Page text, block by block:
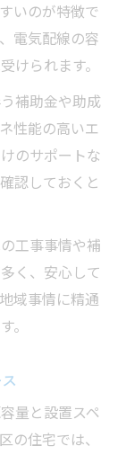
いのが特徴で
電気配線の容
けられます。
補助金や助成
性能の高いエ
のサポートな
認しておくと
工事事情や補
く、安心して
域事情に精通
。
量と設置スペ
の住宅では、